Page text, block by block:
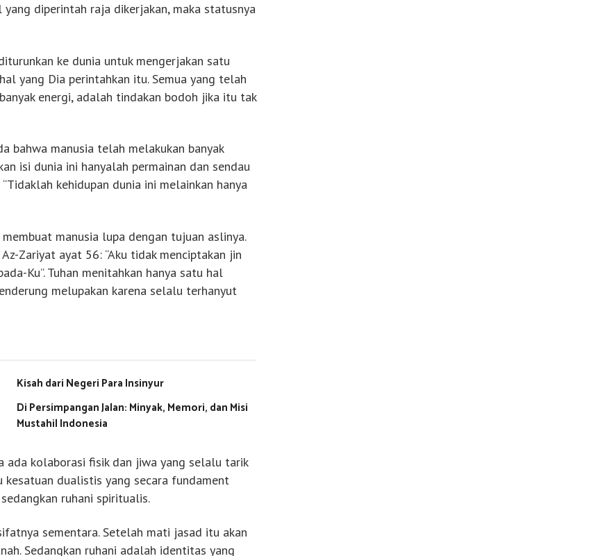
diperintah raja dikerjakan, maka statusnya
ke dunia untuk mengerjakan satu
yang Dia perintahkan itu. Semua yang telah
energi, adalah tindakan bodoh jika itu tak
bahwa manusia telah melakukan banyak
isi dunia ini hanyalah permainan dan sendau
kehidupan dunia ini melainkan hanya
manusia lupa dengan tujuan aslinya.
Zariyat ayat 56: “Aku tidak menciptakan jin
Ku”. Tuhan menitahkan hanya satu hal
melupakan karena selalu terhanyut
Kisah dari Negeri Para Insinyur
Di Persimpangan Jalan: Minyak, Memori, dan Misi
Mustahil Indonesia
ada kolaborasi fisik dan jiwa yang selalu tarik
kesatuan dualistis yang secara fundament
ruhani spiritualis.
sementara. Setelah mati jasad itu akan
Sedangkan ruhani adalah identitas yang